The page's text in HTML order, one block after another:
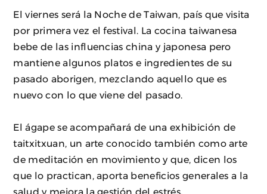
El viernes será la Noche de Taiwan, país que visita
por primera vez el festival. La cocina taiwanesa
bebe de las influencias china y japonesa pero
mantiene algunos platos e ingredientes de su
pasado aborigen, mezclando aquello que es
nuevo con lo que viene del pasado.
El ágape se acompañará de una exhibición de
taitxitxuan, un arte conocido también como arte
de meditación en movimiento y que, dicen los
que lo practican, aporta beneficios generales a la
salud y mejora la gestión del estrés.